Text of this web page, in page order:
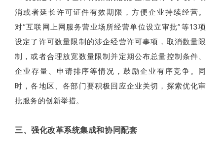
消或者延长许可证件有效期限，方便企业持续经营。
对“互联网上网服务营业场所经营单位设立审批”等13项
设定了许可数量限制的涉企经营许可事项，取消数量限
制，或者合理放宽数量限制并定期公布总量控制条件、
企业存量、申请排序等情况，鼓励企业有序竞争。同
时，各地区、各部门要积极回应企业关切，探索优化审
批服务的创新举措。
三、强化改革系统集成和协同配套